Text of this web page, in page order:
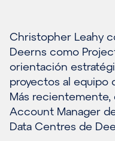
Christopher Leahy
Deerns como
orientación
proyectos al equipo
Más recientemente,
Account Manager
Data Centres de